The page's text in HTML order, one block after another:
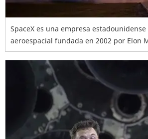
SpaceX es una empresa
aeroespacial fundada en 2002 por Elon